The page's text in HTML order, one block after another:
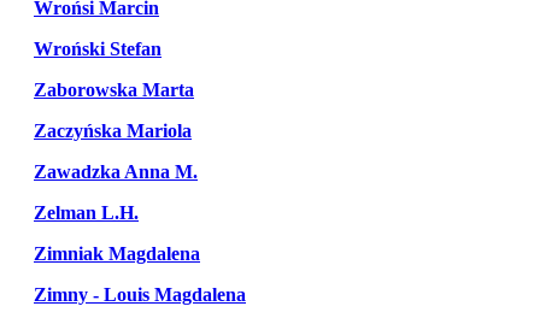
Wrońsi Marcin
Wroński Stefan
Zaborowska Marta
Zaczyńska Mariola
Zawadzka Anna M.
Zelman L.H.
Zimniak Magdalena
Zimny - Louis Magdalena